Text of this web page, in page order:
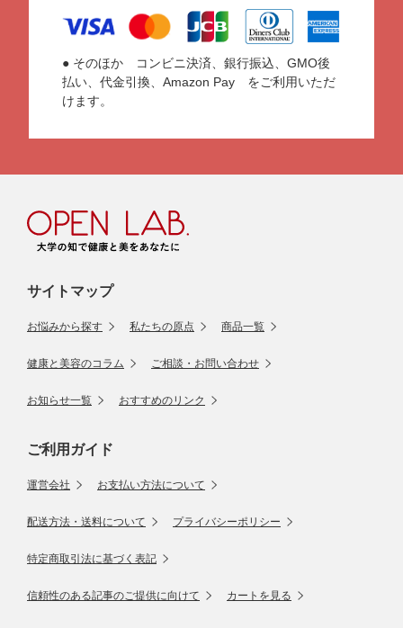
● そのほか コンビニ決済、銀行振込、GMO後
払い、代金引換、Amazon Pay をご利用いただ
けます。
サイトマップ
お悩みから探す 私たちの原点 商品一覧
健康と美容のコラム ご相談・お問い合わせ
お知らせ一覧 おすすめのリンク
ご利用ガイド
運営会社 お支払い方法について
配送方法・送料について プライバシーポリシー
特定商取引法に基づく表記
信頼性のある記事のご提供に向けて カートを見る